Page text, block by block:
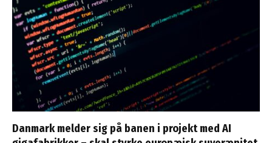
Danmark melder sig på banen i projekt med AI